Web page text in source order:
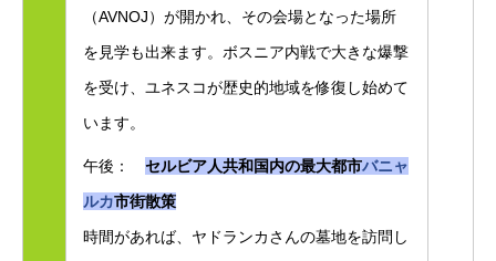
（AVNOJ）が開かれ、その会場となった場所
を見学も出来ます。ボスニア内戦で大きな爆撃
を受け、ユネスコが歴史的地域を修復し始めて
います。
午後： セルビア人共和国内の最大都市バニャ
ルカ市街散策
時間があれば、ヤドランカさんの墓地を訪問し